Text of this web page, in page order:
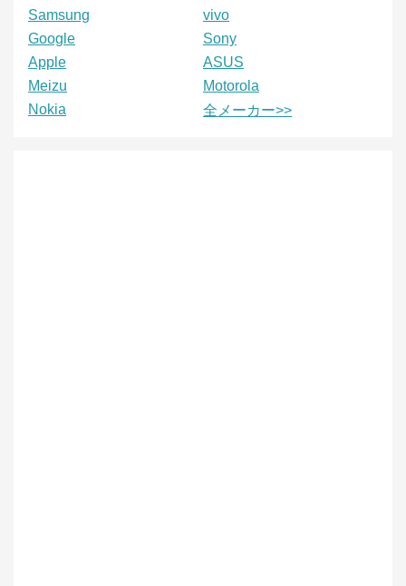
Samsung
vivo
Google
Sony
Apple
ASUS
Meizu
Motorola
Nokia
全メーカー>>